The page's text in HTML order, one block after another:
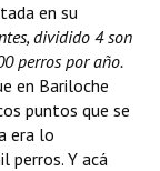
en su
dividido 4 son
perros por año.
en Bariloche
puntos que se
era lo
perros. Y acá